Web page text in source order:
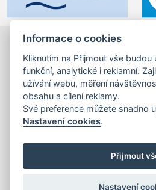
©2024-2026
Velké náměstí 1/24,
tel.: +420 725 053 144,info
IČ: 17201462
mapa stránek
Realizace a správa webu:
Informace o cookies
Kliknutím na Přijmout vše budou
funkční, analytické i reklamní.
užívání webu, měření
obsahu a cílení reklamy.
Své preference můžete snadno
Nastavení cookies.
Přijmout
Nastavení